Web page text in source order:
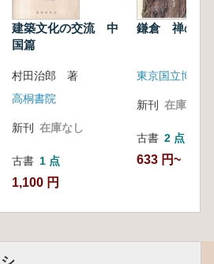
建築文化の交流 中
国篇
村田治郎 著
高桐書院
新刊 在庫なし
古書 1 点
1,100 円
鎌倉 禅の源
東京国立博物館
新刊 在庫なし
古書 2 点
633 円~